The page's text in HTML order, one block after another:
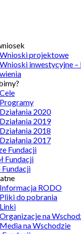
Wnioski projektowe
Wnioski inwestycyjne –
Cele
Programy
Działania 2020
Działania 2019
Działania 2018
Działania 2017
Fundacji
Fundacji
Fundacji
Informacja RODO
Pliki do pobrania
Linki
Organizacje na
Media na Wschodzie